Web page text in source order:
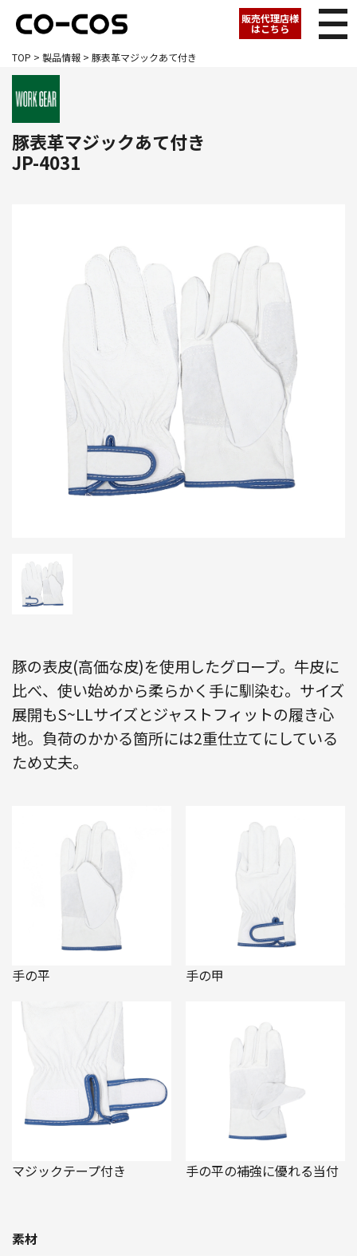
販売代理店様
はこちら
TOP > 製品情報 > 豚表革マジックあて付き
豚表革マジックあて付き
JP-4031
豚の表皮(高価な皮)を使用したグローブ。牛皮に
比べ、使い始めから柔らかく手に馴染む。サイズ
展開もS~LLサイズとジャストフィットの履き心
地。負荷のかかる箇所には2重仕立てにしている
ため丈夫。
手の平 手の甲
マジックテープ付き 手の平の補強に優れる当付
素材